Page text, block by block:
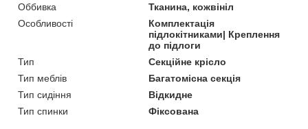
Оббивка
Тканина, кожвініл
Особливості
Комплектація
підлокітниками| Креплення
до підлоги
Тип
Секційне крісло
Тип меблів
Багатомісна секція
Тип сидіння
Відкидне
Тип спинки
Фіксована